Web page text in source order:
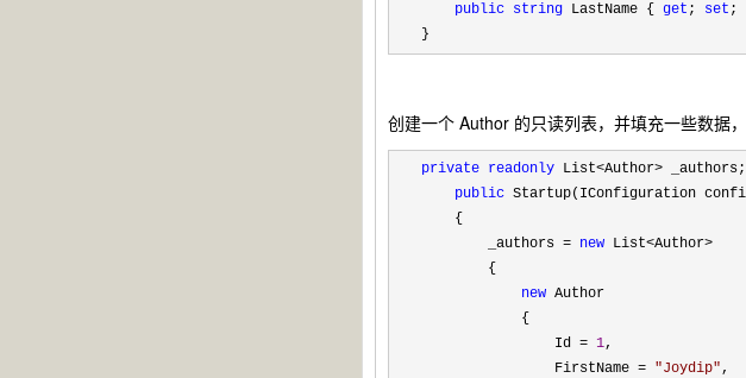
public string LastName { get ; set ;
}
创建一个 Author 的只读列表，并填充一些数据，
private readonly List<Author> _authors;
public Startup(IConfiguration
    {
        _authors
= new List<Author>
        {
new Author
            {
                Id
= 1,
                FirstName
= "Joydip",